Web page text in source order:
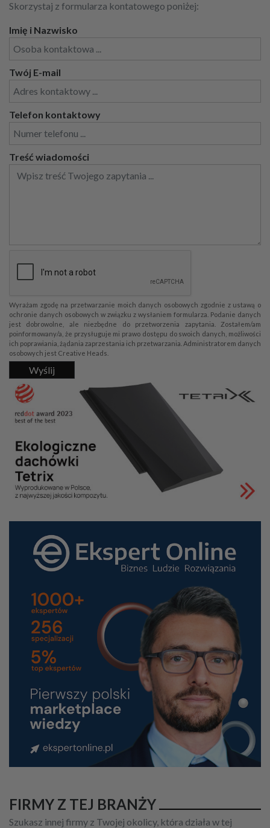
Skorzystaj z formularza kontatowego poniżej:
Imię i Nazwisko
Twój E-mail
Telefon kontaktowy
Treść wiadomości
Wyrażam zgodę na przetwarzanie moich danych osobowych zgodnie z ustawą o
ochronie danych osobowych w związku z wysłaniem formularza. Podanie danych
jest dobrowolne, ale niezbędne do przetworzenia zapytania. Zostałem/am
poinformowany/a, że przysługuje mi prawo dostępu do swoich danych, możliwości
ich poprawiania, żądania zaprzestania ich przetwarzania. Administratorem danych
osobowych jest Creative Heads.
Wyślij
FIRMY Z TEJ BRANŻY
Szukasz innej firmy z Twojej okolicy, która działa w tej